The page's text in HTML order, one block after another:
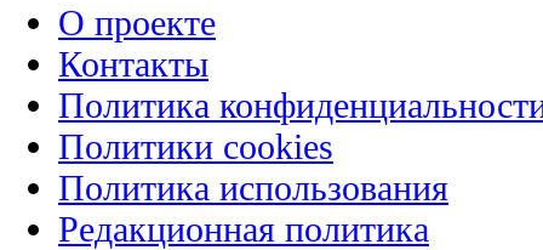
О проекте
Контакты
Политика
Политики cookies
Политика использования
Редакционная политика